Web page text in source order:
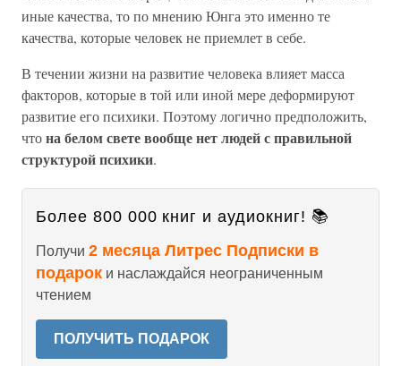
иные качества, то по мнению Юнга это именно те
качества, которые человек не приемлет в себе.
В течении жизни на развитие человека влияет масса
факторов, которые в той или иной мере деформируют
развитие его психики. Поэтому логично предположить,
чтона белом свете вообще нет людей с правильной
структурой психики.
Более 800 000 книг и аудиокниг! 📚
Получи 2 месяца Литрес Подписки в
подарок и наслаждайся неограниченным
чтением
ПОЛУЧИТЬ ПОДАРОК